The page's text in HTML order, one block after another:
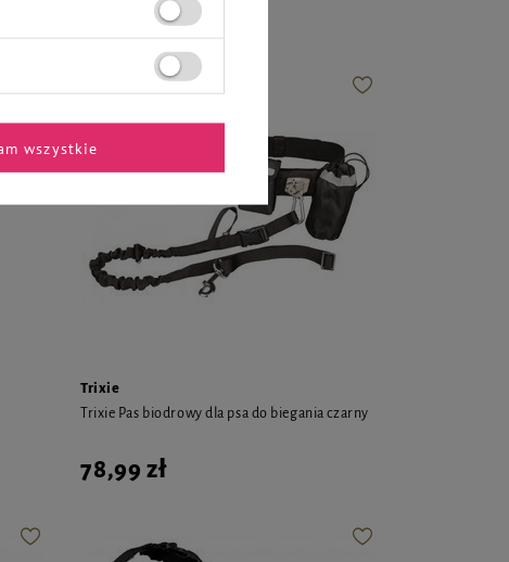
28,99 zł
Trixie
Trixie Pas biodrowy dla psa do biegania czarny
78,99 zł
wszystkie